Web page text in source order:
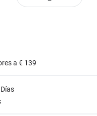
a € 139